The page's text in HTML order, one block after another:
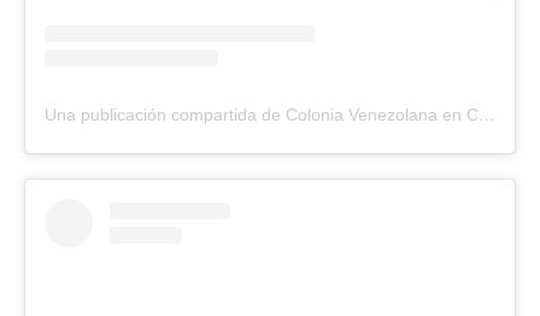
Una publicación compartida de Colonia Venezolana en Colombia (@colvenz.oficial)